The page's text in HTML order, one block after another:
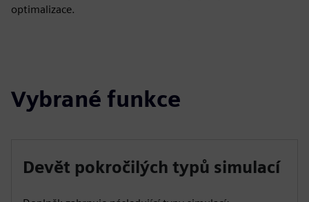
optimalizace.
Vybrané funkce
Devět pokročilých typů simulací